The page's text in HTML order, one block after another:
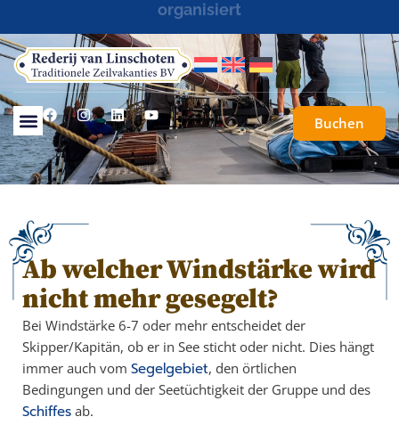
Segelreisen maßgeschneidert oder komplett
organisiert
Buchen
Ab welcher Windstärke wird
nicht mehr gesegelt?
Bei Windstärke 6-7 oder mehr entscheidet der
Skipper/Kapitän, ob er in See sticht oder nicht. Dies hängt
immer auch vom Segelgebiet, den örtlichen
Bedingungen und der Seetüchtigkeit der Gruppe und des
Schiffes ab.